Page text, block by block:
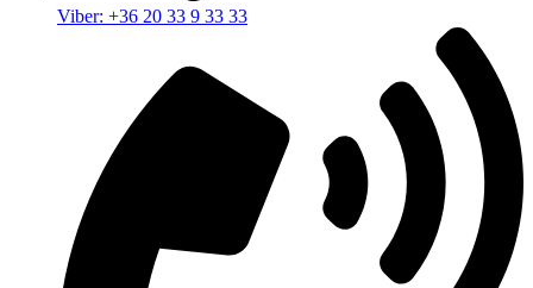
Viber: +36 20 33 9 33 33